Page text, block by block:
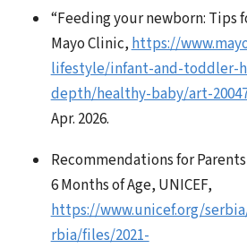
“Feeding your newborn: Tips
Mayo Clinic, https://
lifestyle/infant-and-toddler-
depth/healthy-baby/art-
Apr. 2026.
Recommendations for
6 Months of Age, UNICEF,
https://www.unicef.org/
rbia/files/2021-